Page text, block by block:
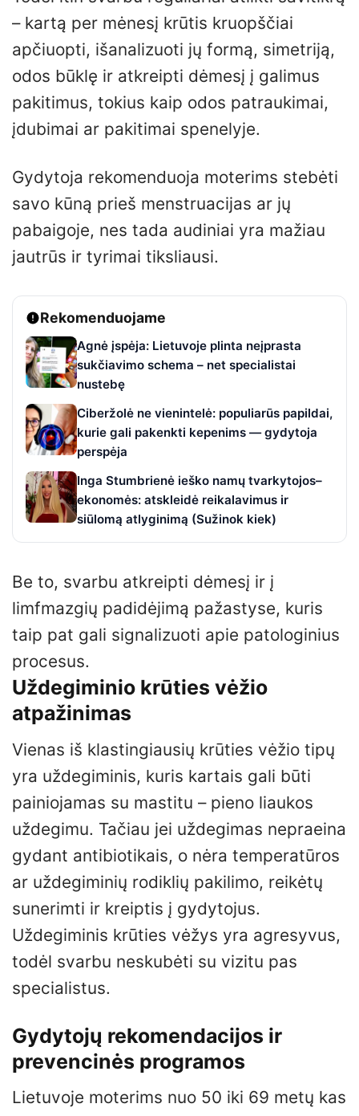
– kartą per mėnesį krūtis kruopščiai
apčiuopti, išanalizuoti jų formą, simetriją,
odos būklę ir atkreipti dėmesį į galimus
pakitimus, tokius kaip odos patraukimai,
įdubimai ar pakitimai spenelyje.
Gydytoja rekomenduoja moterims stebėti
savo kūną prieš menstruacijas ar jų
pabaigoje, nes tada audiniai yra mažiau
jautrūs ir tyrimai tiksliausi.
Rekomenduojame
Agnė įspėja: Lietuvoje plinta neįprasta
sukčiavimo schema – net specialistai
nustebę
Ciberžolė ne vienintelė: populiarūs papildai,
kurie gali pakenkti kepenims — gydytoja
perspėja
Inga Stumbrienė ieško namų tvarkytojos–
ekonomės: atskleidė reikalavimus ir
siūlomą atlyginimą (Sužinok kiek)
Be to, svarbu atkreipti dėmesį ir į
limfmazgių padidėjimą pažastyse, kuris
taip pat gali signalizuoti apie patologinius
procesus.
Uždegiminio krūties vėžio
atpažinimas
Vienas iš klastingiausių krūties vėžio tipų
yra uždegiminis, kuris kartais gali būti
painiojamas su mastitu – pieno liaukos
uždegimu. Tačiau jei uždegimas nepraeina
gydant antibiotikais, o nėra temperatūros
ar uždegiminių rodiklių pakilimo, reikėtų
sunerimti ir kreiptis į gydytojus.
Uždegiminis krūties vėžys yra agresyvus,
todėl svarbu neskubėti su vizitu pas
specialistus.
Gydytojų rekomendacijos ir
prevencinės programos
Lietuvoje moterims nuo 50 iki 69 metų kas